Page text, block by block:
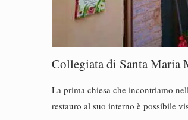
Collegiata di Santa Maria
La prima chiesa che incontriamo
restauro al suo interno è possibile